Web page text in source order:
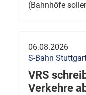
(Bahnhöfe
06.08.2026
S-Bahn Stuttgart
VRS
Verkehre